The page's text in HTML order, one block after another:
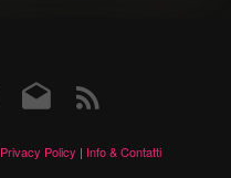
Privacy Policy | Info & Contatti